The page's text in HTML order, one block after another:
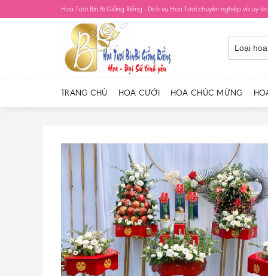
Hoa Tươi Bin Bi Giồng Riềng - Dịch vụ Hoa Tươi chuyên nghiệp và uy tín
TRANG CHỦ HOA CƯỚI HOA CHÚC MỪNG